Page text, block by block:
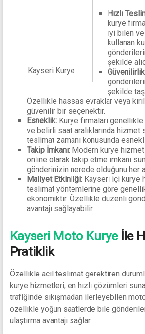
Kayseri Kurye
Hızlı
kurye
iyi bilen
kullanan
şekilde
şekilde
Özellikle hassas evraklar veya
güvenilir bir seçenektir.
Esneklik:Kurye firmaları genellikle
ve belirli saat aralıklarında hizmet
teslimat zamanı konusunda
Takip İmkanı:Modern kurye
online olarak takip etme imkanı
gönderinizin nerede olduğunu her
Maliyet Etkinliği:Kayseri içi kurye
teslimat yöntemlerine göre
ekonomiktir. Özellikle düzenli
avantajı sağlayabilir.
Kayseri Moto Kuryeİle
Pratiklik
Özellikle acil teslimat gerektiren
kurye hizmetleri, en hızlı çözümleri
trafiğinde sıkışmadan ilerleyebilen
özellikle yoğun saatlerde bile
ulaştırma avantajı sağlar.